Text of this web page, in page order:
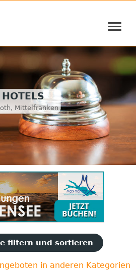
≡
HOTELS
Mittelfranken
filtern und sortieren
in anderen Kategorien